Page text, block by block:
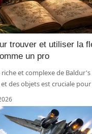
trouver et utiliser la
un pro
et complexe de Baldur's
des objets est cruciale